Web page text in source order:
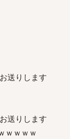
送りします
送りします
ｗｗｗｗ